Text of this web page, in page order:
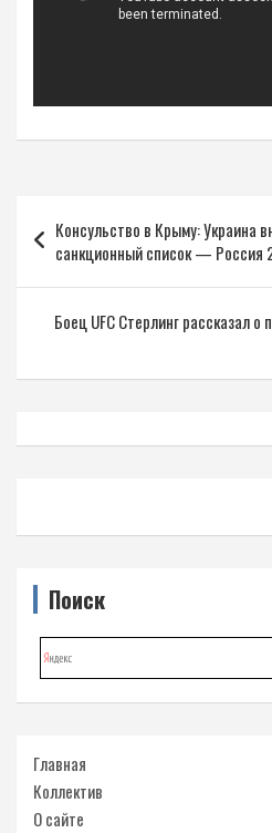
по
записям
Консульство в Крыму: Украина
санкционный список — Россия
Боец UFC Стерлинг рассказал о
Поиск
Главная
Коллектив
О сайте